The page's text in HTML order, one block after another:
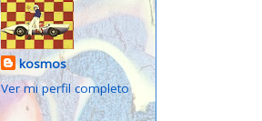
kosmos
Ver mi perfil completo